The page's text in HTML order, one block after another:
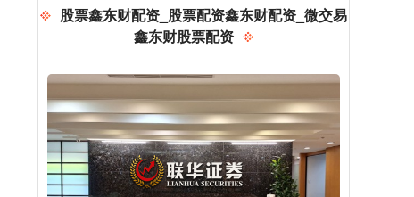
股票鑫东财配资_股票配资鑫东财配资_微交易
鑫东财股票配资